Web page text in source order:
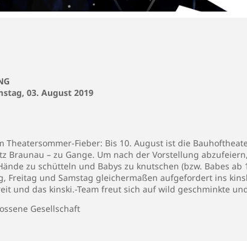
03. August 2019
Theatersommer-Fieber: Bis 10. August ist die
Braunau – zu Gange. Um nach der Vorstellung
zu schütteln und Babys zu knutschen (bzw. Babes ab
Freitag und Samstag gleichermaßen aufgefordert ins
und das kinski.-Team freut sich auf wild geschminkte
Gesellschaft